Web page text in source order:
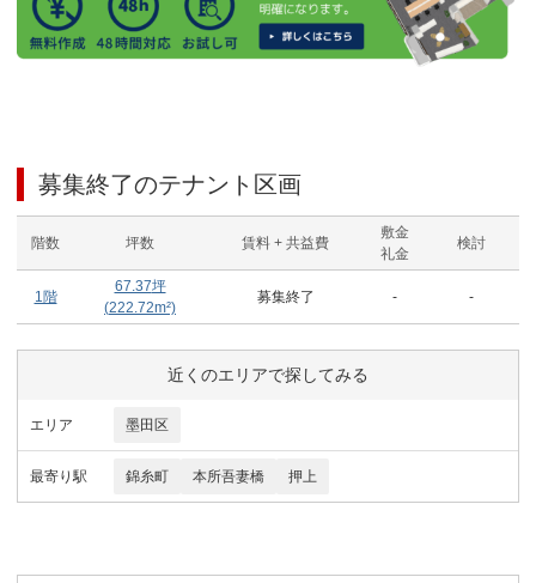
募集終了のテナント区画
階数 坪数 賃料 + 共益費
敷金
礼金
検討
1階
67.37坪
(222.72m²)
募集終了 - -
近くのエリアで探してみる
エリア 墨田区
最寄り駅 錦糸町 本所吾妻橋 押上